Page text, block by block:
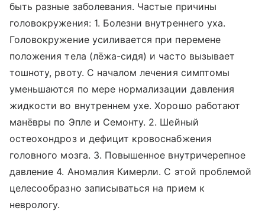
быть разные заболевания. Частые причины
головокружения: 1. Болезни внутреннего уха.
Головокружение усиливается при перемене
положения тела (лёжа-сидя) и часто вызывает
тошноту, рвоту. С началом лечения симптомы
уменьшаются по мере нормализации давления
жидкости во внутреннем ухе. Хорошо работают
манёвры по Эпле и Семонту. 2. Шейный
остеохондроз и дефицит кровоснабжения
головного мозга. 3. Повышенное внутричерепное
давление 4. Аномалия Кимерли. С этой проблемой
целесообразно записываться на прием к
неврологу.